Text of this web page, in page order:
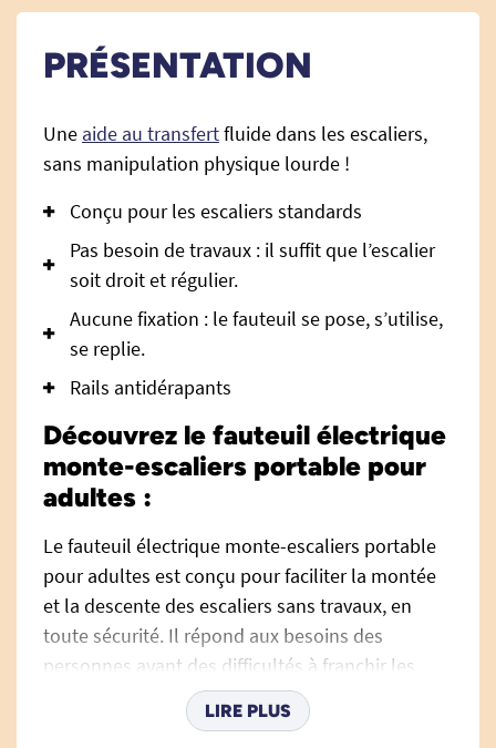
PRÉSENTATION
Une aide au transfertfluide dans les escaliers,
sans manipulation physique lourde !
Conçu pour les escaliers standards
Pas besoin de travaux : il suffit que l’escalier
soit droit et régulier.
Aucune fixation : le fauteuil se pose, s’utilise,
se replie.
Rails antidérapants
Découvrez le fauteuil électrique
monte-escaliers portable pour
adultes :
Le fauteuil électrique monte-escaliers portable
pour adultes est conçu pour faciliter la montée
et la descente des escaliers sans travaux, en
toute sécurité. Il répond aux besoins des
personnes ayant des difficultés à franchir les
escaliers seuls, tout en restant une solution
mobile, pliable et utilisable dans de nombreux
LIRE PLUS